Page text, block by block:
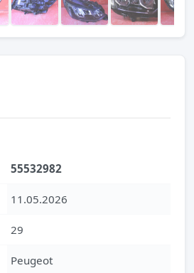
55532982
11.05.2026
29
Peugeot